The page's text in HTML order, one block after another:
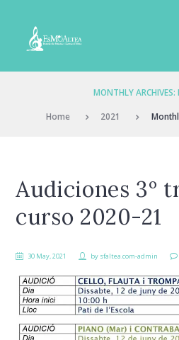
MONTHLY
Home 2021
Audiciones 3º
curso 2020-21
30 May, 2021 by sfaltea.com-admin